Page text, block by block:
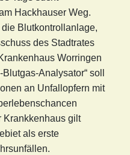
Hackhauser Weg.
Blutkontrollanlage,
des Stadtrates
Worringen
Analysator“ soll
an Unfallopfern mit
Krankkenhaus gilt
als erste